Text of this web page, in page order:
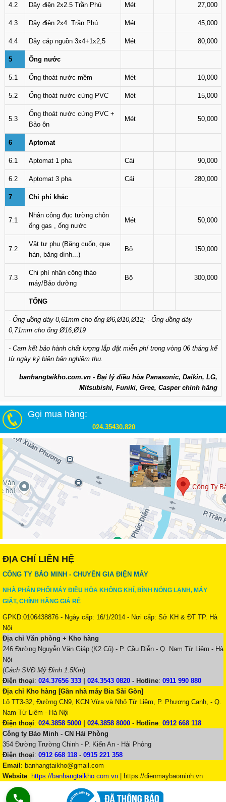
4.2 Dây điện 2x2.5 Trần Phú Mét 27,000
4.3 Dây điện 2x4 Trần Phú Mét 45,000
4.4 Dây cáp nguồn 3x4+1x2,5 Mét 80,000
5 Ống nước
5.1 Ống thoát nước mềm Mét 10,000
5.2 Ống thoát nước cứng PVC Mét 15,000
5.3
Ống thoát nước cứng PVC +
Bảo ôn
Mét 50,000
6 Aptomat
6.1 Aptomat 1 pha Cái 90,000
6.2 Aptomat 3 pha Cái 280,000
7 Chi phí khác
7.1
Nhân công đục tường chôn
ống gas , ống nước
Mét 50,000
7.2
Vật tư phụ (Băng cuốn, que
hàn, băng dính...)
Bộ 150,000
7.3
Chi phí nhân công tháo
máy/Bảo dưỡng
Bộ 300,000
TỔNG
- Ống đồng dày 0,61mm cho ống Ø6,Ø10,Ø12; - Ống đồng dày
0,71mm cho ống Ø16,Ø19
- Cam kết bảo hành chất lượng lắp đặt miễn phí trong vòng 06 tháng kể
từ ngày ký biên bản nghiệm thu.
banhangtaikho.com.vn - Đại lý điều hòa Panasonic, Daikin, LG,
Mitsubishi, Funiki, Gree, Casper chính hãng
Gọi mua hàng:
024.35430.820
ĐỊA CHỈ LIÊN HỆ
CÔNG TY BẢO MINH - CHUYÊN GIA ĐIỆN MÁY
NHÀ PHÂN PHỐI MÁY ĐIỀU HÒA KHÔNG KHÍ, BÌNH NÓNG LẠNH, MÁY
GIẶT, CHÍNH HÃNG GIÁ RẺ
GPKD:0106438876 - Ngày cấp: 16/1/2014 - Nơi cấp: Sở KH & ĐT TP. Hà
Nội
Địa chỉ Văn phòng + Kho hàng
246 Đường Nguyễn Văn Giáp (K2 Cũ) - P. Cầu Diễn - Q. Nam Từ Liêm - Hà
Nội
(Cách SVĐ Mỹ Đình 1.5Km)
Điện thoại: 024.37656 333 024.3543 0820 - Hotline: 0911 990 880
Địa chỉ Kho hàng [Gần nhà máy Bia Sài Gòn]
Lô TT3-32, Đường CN9, KCN Vừa và Nhỏ Từ Liêm, P. Phương Canh, - Q.
Nam Từ Liêm - Hà Nội
Điện thoại: 024.3858 5000 024.3858 8000 - Hotline: 0912 668 118
Công ty Bảo Minh - CN Hải Phòng
354 Đường Trường Chinh - P. Kiến An - Hải Phòng
Điện thoại: 0912 668 118 - 0915 221 358
Email : banhangtaikho@gmail.com
Website: https://banhangtaikho.com.vn | https://dienmaybaominh.vn